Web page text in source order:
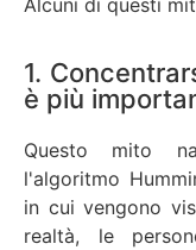
1.
è più
Questo mito
l'algoritmo
in cui vengono
realtà, le